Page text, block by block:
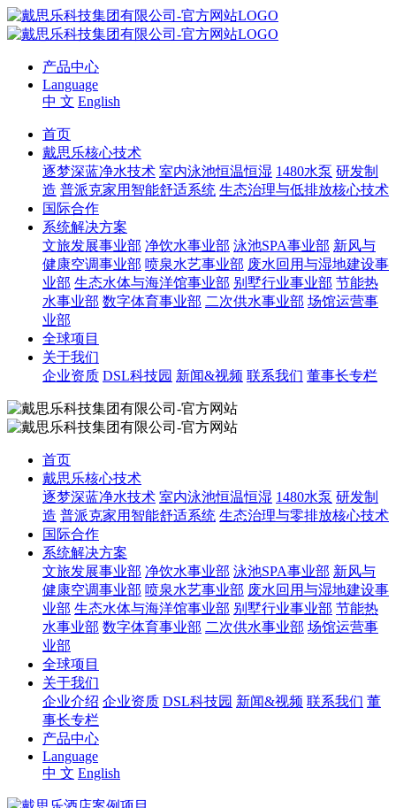
产品中心
Language
中 文 English
首页
戴思乐核心技术
逐梦深蓝净水技术 室内泳池恒温恒湿 1480水泵 研发制
造 普派克家用智能舒适系统 生态治理与低排放核心技术
国际合作
系统解决方案
文旅发展事业部 净饮水事业部 泳池SPA事业部 新风与
健康空调事业部 喷泉水艺事业部 废水回用与湿地建设事
业部 生态水体与海洋馆事业部 别墅行业事业部 节能热
水事业部 数字体育事业部 二次供水事业部 场馆运营事
业部
全球项目
关于我们
企业资质 DSL科技园 新闻&视频 联系我们 董事长专栏
首页
戴思乐核心技术
逐梦深蓝净水技术 室内泳池恒温恒湿 1480水泵 研发制
造 普派克家用智能舒适系统 生态治理与零排放核心技术
国际合作
系统解决方案
文旅发展事业部 净饮水事业部 泳池SPA事业部 新风与
健康空调事业部 喷泉水艺事业部 废水回用与湿地建设事
业部 生态水体与海洋馆事业部 别墅行业事业部 节能热
水事业部 数字体育事业部 二次供水事业部 场馆运营事
业部
全球项目
关于我们
企业介绍 企业资质 DSL科技园 新闻&视频 联系我们 董
事长专栏
产品中心
Language
中 文 English